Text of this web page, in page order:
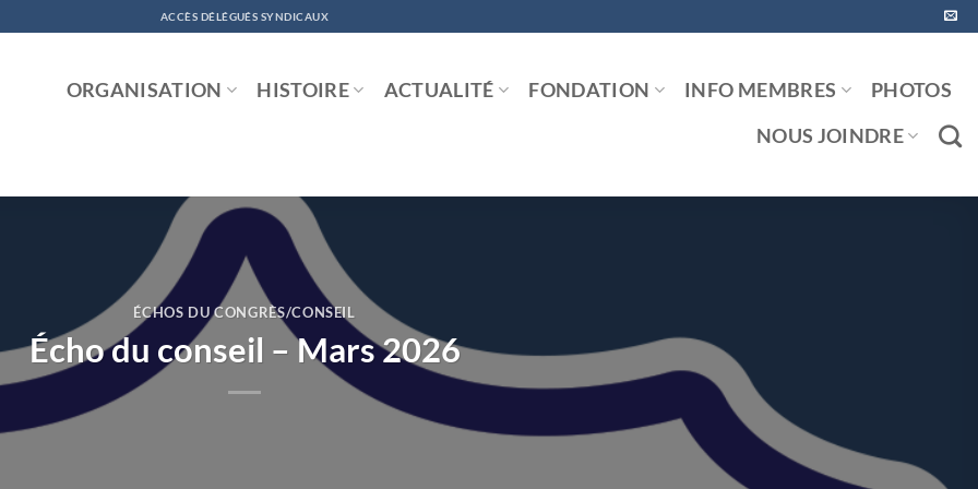
ACCÈS DÉLÉGUÉS SYNDICAUX
ORGANISATION HISTOIRE ACTUALITÉ FONDATION INFO MEMBRES
PHOTOS
NOUS JOINDRE
ÉCHOS DU CONGRÈS/CONSEIL
Écho du conseil – Mars 2026